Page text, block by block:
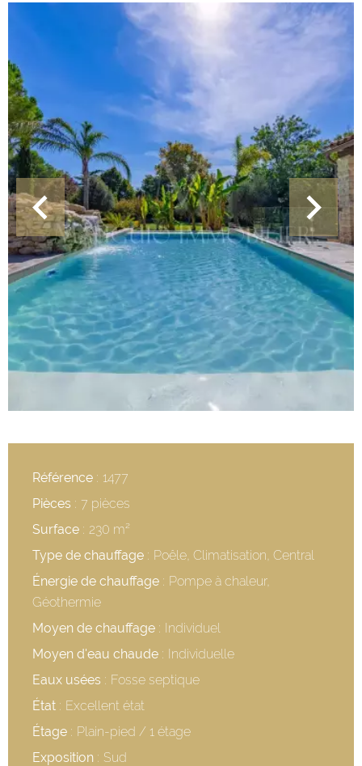
Référence
1477
Pièces
7 pièces
Surface
230 m²
Type de chauffage
Poêle, Climatisation, Central
Énergie de chauffage
Pompe à chaleur,
Géothermie
Moyen de chauffage
Individuel
Moyen d'eau chaude
Individuelle
Eaux usées
Fosse septique
État
Excellent état
Étage
Plain-pied / 1 étage
Exposition
Sud